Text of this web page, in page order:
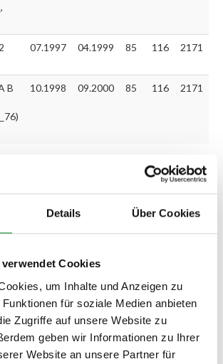
Details Über Cookies
Cookies
um Inhalte und Anzeigen zu
für soziale Medien anbieten
Zugriffe auf unsere Website zu
geben wir Informationen zu Ihrer
Website an unsere Partner für
07.1997 04.1999 85 116 2171
B
10.1998 09.2000 85 116 2171
Identifizierung können Sie auch unseren
(Chat, Telefon oder E-Mail).
Fahrzeugdaten:
Schlüsselnummer
zu 2
nicht dabei?
für AT-Einspritzpumpen»
Chat nachfragen.
Verantwortliche